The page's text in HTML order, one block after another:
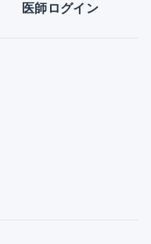
医師ログイン